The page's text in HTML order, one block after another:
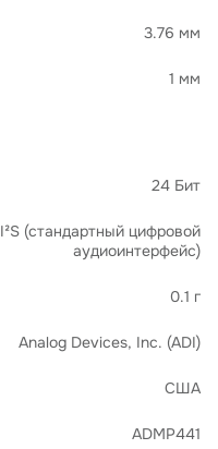
3.76 мм
1 мм
24 Бит
I²S (стандартный цифровой
аудиоинтерфейс)
0.1 г
Analog Devices, Inc. (ADI)
США
ADMP441